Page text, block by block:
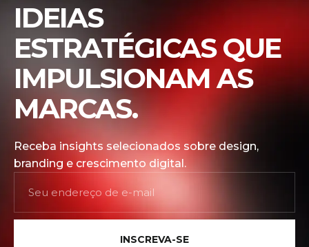
IDEIAS
ESTRATÉGICAS QUE
IMPULSIONAM AS
MARCAS.
Receba insights selecionados sobre design,
branding e crescimento digital.
INSCREVA-SE